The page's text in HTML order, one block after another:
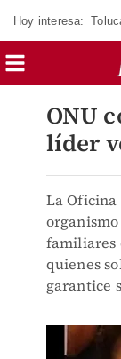
Hoy interesa:
ONU
líder
La
familiares
quienes
garantice